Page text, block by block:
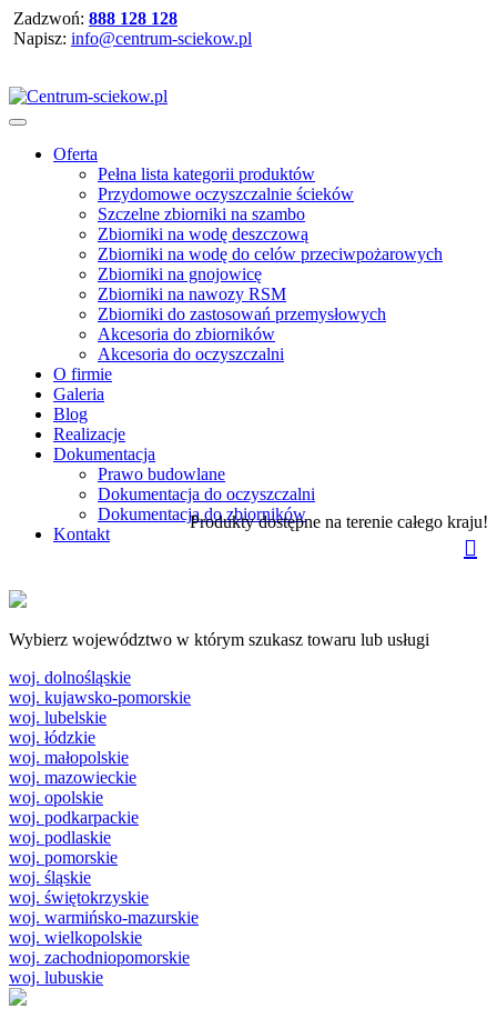
Zadzwoń: 888 128 128
Napisz: info@centrum-sciekow.pl
Oferta
Pełna lista kategorii produktów
Przydomowe oczyszczalnie ścieków
Szczelne zbiorniki na szambo
Zbiorniki na wodę deszczową
Zbiorniki na wodę do celów przeciwpożarowych
Zbiorniki na gnojowicę
Zbiorniki na nawozy RSM
Zbiorniki do zastosowań przemysłowych
Akcesoria do zbiorników
Akcesoria do oczyszczalni
O firmie
Galeria
Blog
Realizacje
Dokumentacja
Prawo budowlane
Dokumentacja do oczyszczalni
Dokumentacja do zbiorników
Kontakt
Produkty dostępne na terenie całego kraju!
Wybierz województwo w którym szukasz towaru lub usługi
woj. dolnośląskie
woj. kujawsko-pomorskie
woj. lubelskie
woj. łódzkie
woj. małopolskie
woj. mazowieckie
woj. opolskie
woj. podkarpackie
woj. podlaskie
woj. pomorskie
woj. śląskie
woj. świętokrzyskie
woj. warmińsko-mazurskie
woj. wielkopolskie
woj. zachodniopomorskie
woj. lubuskie